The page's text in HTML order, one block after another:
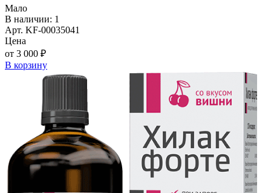
Мало
В наличии: 1
Арт. KF-00035041
Цена
от 3 000 ₽
В корзину